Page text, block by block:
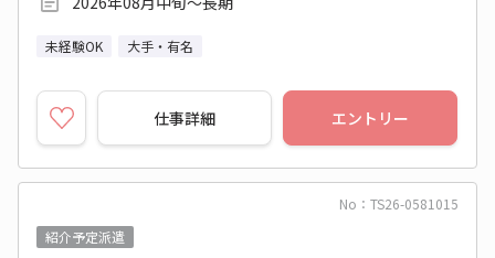
未経験OK 大手・有名
仕事詳細 エントリー
No：TS26-0581015
紹介予定派遣